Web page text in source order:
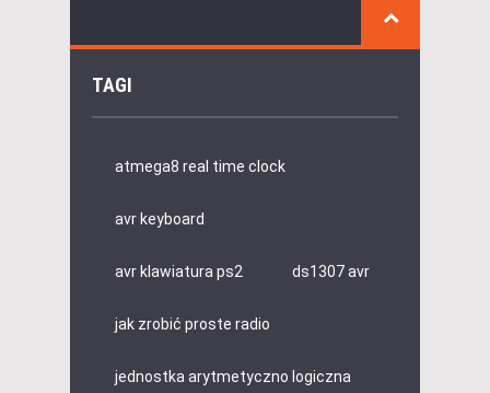
TAGI
atmega8 real time clock
avr keyboard
avr klawiatura ps2 ds1307 avr
jak zrobić proste radio
jednostka arytmetyczno logiczna